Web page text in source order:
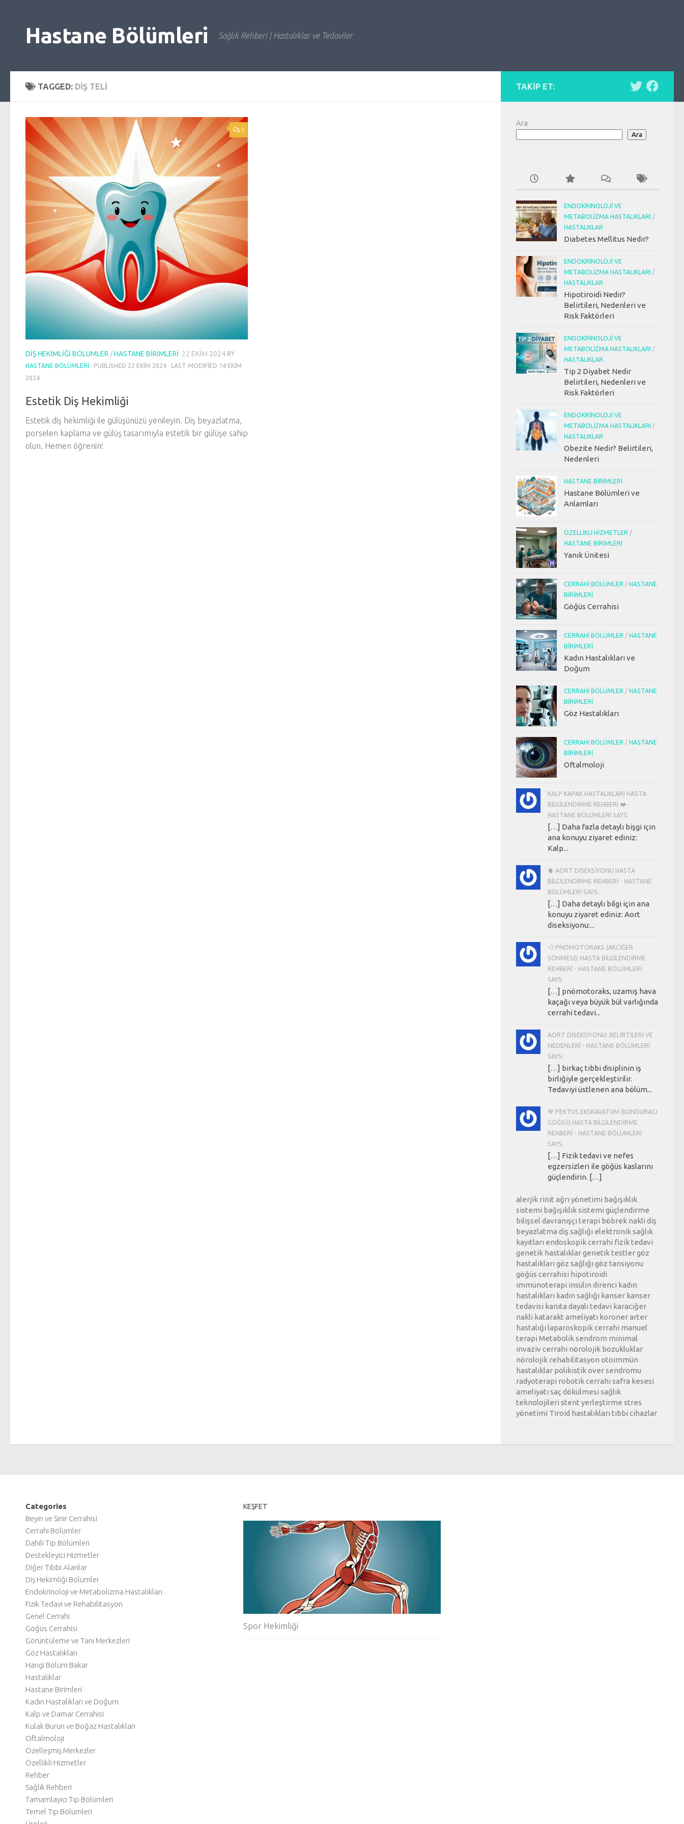
Hastane Bölümleri Sağlık Rehberi | Hastalıklar ve Tedaviler
TAGGED: DIŞ TELI
0
DIŞ HEKIMLIĞI BÖLÜMLER /HASTANE BIRIMLERI 22 EKIM 2024 BY
HASTANE BÖLÜMLERI · PUBLISHED 22 EKIM 2024 · LAST MODIFIED 14 EKIM
2024
Estetik Diş Hekimliği
Estetik diş hekimliği ile gülüşünüzü yenileyin. Diş beyazlatma,
porselen kaplama ve gülüş tasarımıyla estetik bir gülüşe sahip
olun. Hemen öğrenin!
TAKIP ET:
Ara
Ara
ENDOKRINOLOJI VE
METABOLIZMA HASTALIKLARI /
HASTALIKLAR
Diabetes Mellitus Nedir?
ENDOKRINOLOJI VE
METABOLIZMA HASTALIKLARI /
HASTALIKLAR
Hipotiroidi Nedir?
Belirtileri, Nedenleri ve
Risk Faktörleri
ENDOKRINOLOJI VE
METABOLIZMA HASTALIKLARI /
HASTALIKLAR
Tip 2 Diyabet Nedir
Belirtileri, Nedenleri ve
Risk Faktörleri
ENDOKRINOLOJI VE
METABOLIZMA HASTALIKLARI /
HASTALIKLAR
Obezite Nedir? Belirtileri,
Nedenleri
HASTANE BIRIMLERI
Hastane Bölümleri ve
Anlamları
ÖZELLIKLI HIZMETLER /
HASTANE BIRIMLERI
Yanık Ünitesi
CERRAHI BÖLÜMLER / HASTANE
BIRIMLERI
Göğüs Cerrahisi
CERRAHI BÖLÜMLER / HASTANE
BIRIMLERI
Kadın Hastalıkları ve
Doğum
CERRAHI BÖLÜMLER / HASTANE
BIRIMLERI
Göz Hastalıkları
CERRAHI BÖLÜMLER / HASTANE
BIRIMLERI
Oftalmoloji
KALP KAPAK HASTALIKLARI HASTA
BILGILENDIRME REHBERI ❤️ -
HASTANE BÖLÜMLERI SAYS:
[…] Daha fazla detaylı bişgi için
ana konuyu ziyaret ediniz:
Kalp...
🫀 AORT DISEKSIYONU HASTA
BILGILENDIRME REHBERI - HASTANE
BÖLÜMLERI SAYS:
[…] Daha detaylı bilgi için ana
konuyu ziyaret ediniz: Aort
diseksiyonu:...
💨 PNÖMOTORAKS (AKCIĞER
SÖNMESI): HASTA BILGILENDIRME
REHBERI - HASTANE BÖLÜMLERI
SAYS:
[…] pnömotoraks, uzamış hava
kaçağı veya büyük bül varlığında
cerrahi tedavi...
AORT DISEKSIYONU: BELIRTILERI VE
NEDENLERI - HASTANE BÖLÜMLERI
SAYS:
[…] birkaç tıbbi disiplinin iş
birliğiyle gerçekleştirilir.
Tedaviyi üstlenen ana bölüm...
💙 PEKTUS EKSKAVATUM (KUNDURACI
GÖĞSÜ) HASTA BILGILENDIRME
REHBERI - HASTANE BÖLÜMLERI
SAYS:
[…] Fizik tedavi ve nefes
egzersizleri ile göğüs kaslarını
güçlendirin. […]
alerjik rinit ağrı yönetimi bağışıklık
sistemi bağışıklık sistemi güçlendirme
bilişsel davranışçı terapi böbrek nakli diş
beyazlatma diş sağlığı elektronik sağlık
kayıtları endoskopik cerrahi fizik tedavi
genetik hastalıklargenetik testlergöz
hastalıkları göz sağlığı göz tansiyonu
göğüs cerrahisi hipotiroidi
immünoterapi insülin direnci kadın
hastalıkları kadın sağlığı kanser kanser
tedavisi kanıta dayalı tedavi karaciğer
nakli katarakt ameliyatı koroner arter
hastalığı laparoskopik cerrahi manuel
terapi Metabolik sendrom minimal
invaziv cerrahi nörolojik bozukluklar
nörolojik rehabilitasyon otoimmün
hastalıklar polikistik over sendromu
radyoterapi robotik cerrahi safra kesesi
ameliyatı saç dökülmesi sağlık
teknolojileri stent yerleştirme stres
yönetimi Tiroid hastalıkları tıbbi cihazlar
Categories
Beyin ve Sinir Cerrahisi
Cerrahi Bölümler
Dahili Tıp Bölümleri
Destekleyici Hizmetler
Diğer Tıbbi Alanlar
Diş Hekimliği Bölümler
Endokrinoloji ve Metabolizma Hastalıkları
Fizik Tedavi ve Rehabilitasyon
Genel Cerrahi
Göğüs Cerrahisi
Görüntüleme ve Tanı Merkezleri
Göz Hastalıkları
Hangi Bölüm Bakar
Hastalıklar
Hastane Birimleri
Kadın Hastalıkları ve Doğum
Kalp ve Damar Cerrahisi
Kulak Burun ve Boğaz Hastalıkları
Oftalmoloji
Özelleşmiş Merkezler
Özellikli Hizmetler
Rehber
Sağlık Rehberi
Tamamlayıcı Tıp Bölümleri
Temel Tıp Bölümleri
KEŞFET
Spor Hekimliği